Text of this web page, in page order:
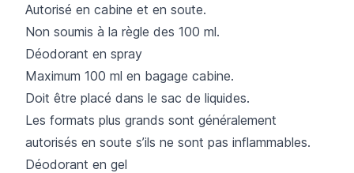
Autorisé en cabine et en soute.
Non soumis à la règle des 100 ml.
Déodorant en spray
Maximum 100 ml en bagage cabine.
Doit être placé dans le sac de liquides.
Les formats plus grands sont généralement
autorisés en soute s’ils ne sont pas inflammables.
Déodorant en gel